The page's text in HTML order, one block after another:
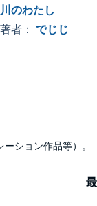
川のわたし
著者： でじじ
ション作品等）。